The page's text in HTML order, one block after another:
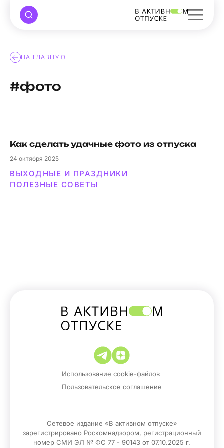
НА ГЛАВНУЮ
#фото
Как сделать удачные фото из отпуска
24 октября 2025
ВЫХОДНЫЕ И ПРАЗДНИКИ
ПОЛЕЗНЫЕ СОВЕТЫ
Использование cookie-файлов
Пользовательское соглашение
Сетевое издание «В активном отпуске»
зарегистрировано Роскомнадзором, регистрационный
номер СМИ ЭЛ № ФС 77 - 90143 от 07.10.2025 г.